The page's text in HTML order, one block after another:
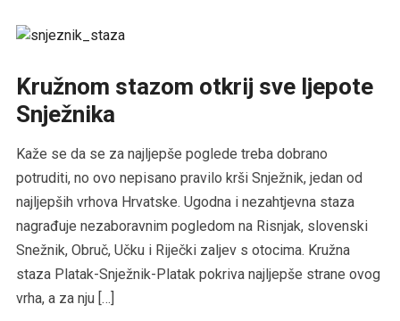
Kružnom stazom otkrij sve ljepote
Snježnika
Kaže se da se za najljepše poglede treba dobrano
potruditi, no ovo nepisano pravilo krši Snježnik, jedan od
najljepših vrhova Hrvatske. Ugodna i nezahtjevna staza
nagrađuje nezaboravnim pogledom na Risnjak, slovenski
Snežnik, Obruč, Učku i Riječki zaljev s otocima. Kružna
staza Platak-Snježnik-Platak pokriva najljepše strane ovog
vrha, a za nju […]